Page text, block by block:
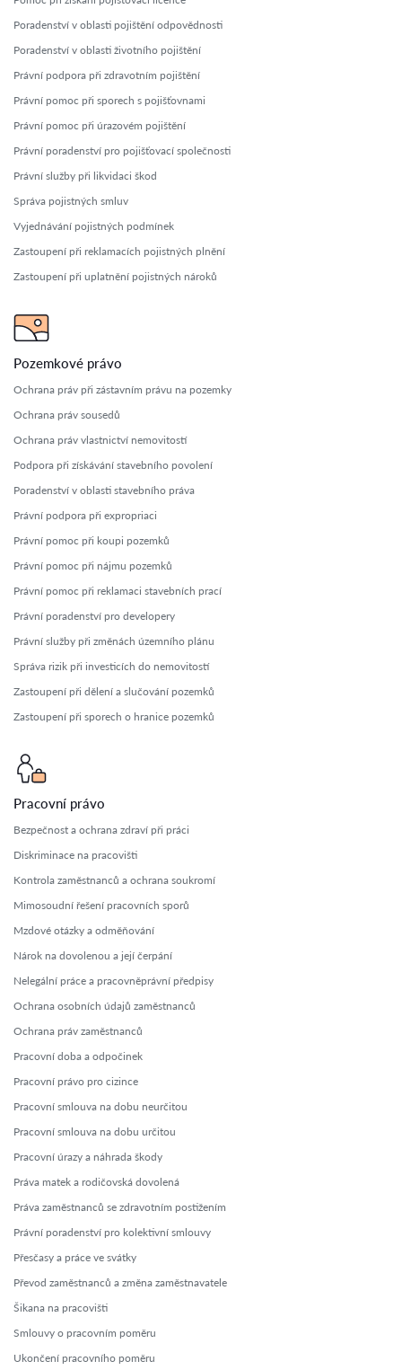
Poradenství v oblasti pojištění odpovědnosti
Poradenství v oblasti životního pojištění
Právní podpora při zdravotním pojištění
Právní pomoc při sporech s pojišťovnami
Právní pomoc při úrazovém pojištění
Právní poradenství pro pojišťovací společnosti
Právní služby při likvidaci škod
Správa pojistných smluv
Vyjednávání pojistných podmínek
Zastoupení při reklamacích pojistných plnění
Zastoupení při uplatnění pojistných nároků
Pozemkové právo
Ochrana práv při zástavním právu na pozemky
Ochrana práv sousedů
Ochrana práv vlastnictví nemovitostí
Podpora při získávání stavebního povolení
Poradenství v oblasti stavebního práva
Právní podpora při expropriaci
Právní pomoc při koupi pozemků
Právní pomoc při nájmu pozemků
Právní pomoc při reklamaci stavebních prací
Právní poradenství pro developery
Právní služby při změnách územního plánu
Správa rizik při investicích do nemovitostí
Zastoupení při dělení a slučování pozemků
Zastoupení při sporech o hranice pozemků
Pracovní právo
Bezpečnost a ochrana zdraví při práci
Diskriminace na pracovišti
Kontrola zaměstnanců a ochrana soukromí
Mimosoudní řešení pracovních sporů
Mzdové otázky a odměňování
Nárok na dovolenou a její čerpání
Nelegální práce a pracovněprávní předpisy
Ochrana osobních údajů zaměstnanců
Ochrana práv zaměstnanců
Pracovní doba a odpočinek
Pracovní právo pro cizince
Pracovní smlouva na dobu neurčitou
Pracovní smlouva na dobu určitou
Pracovní úrazy a náhrada škody
Práva matek a rodičovská dovolená
Práva zaměstnanců se zdravotním postižením
Právní poradenství pro kolektivní smlouvy
Přesčasy a práce ve svátky
Převod zaměstnanců a změna zaměstnavatele
Šikana na pracovišti
Smlouvy o pracovním poměru
Ukončení pracovního poměru